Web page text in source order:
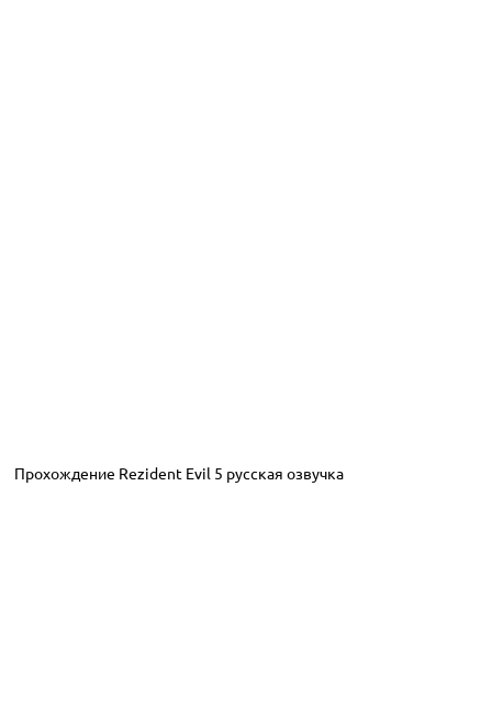
Прохождение Rezident Evil 5 русская озвучка